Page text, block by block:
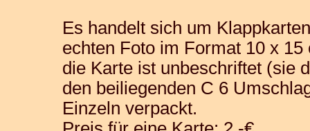
Es handelt sich um
echten Foto im Format 10 x 15
die Karte ist unbeschriftet (sie
den beiliegenden C 6
Einzeln verpackt.